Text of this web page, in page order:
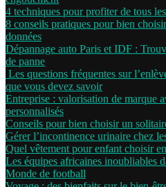
4 techniques pour profiter de tous
8 conseils pratiques pour bien
données
Dépannage auto Paris et IDF :
de panne
Les questions fréquentes sur
que vous devez savoir
Entreprise : valorisation de marque
personnalisés
Conseils pour bien choisir un
Gérer l’incontinence urinaire chez
Quel vêtement pour enfant choisir
Les équipes africaines inoubliables
Monde de football